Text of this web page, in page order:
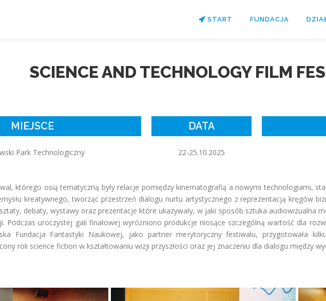
START FUNDACJA
SCIENCE AND TECHNOLOGY FILM
MIEJSCE
Park Technologiczny
DATA
22-25.10.2025
którego osią tematyczną były relacje pomiędzy kinematografią a nowymi technologiami,
kreatywnego, tworząc przestrzeń dialogu nurtu artystycznego z reprezentacją kręgów
debaty, wystawy oraz prezentacje które ukazywały, w jaki sposób sztuka audiowizualna
Podczas uroczystej gali finałowej wyróżniono produkcje niosące szczególną wartość dla
Fundacja Fantastyki Naukowej, jako partner merytoryczny festiwalu, przygotowała
roli science fiction w kształtowaniu wizji przyszłości oraz jej znaczeniu dla dialogu między